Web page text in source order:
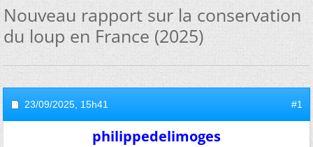
Nouveau rapport sur la conservation
du loup en France (2025)
23/09/2025, 15h41 #1
philippedelimoges